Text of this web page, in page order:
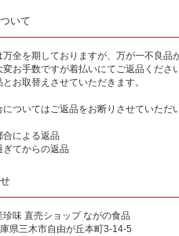
いて
全を期しておりますが、万が一不良品
変お手数ですが着払いにてご返品くださ
お取替えさせていただきます。
ついてはご返品をお断りさせていただ
合による返品
ぎてからの返品
味 直売ショップ ながの食品
県三木市自由が丘本町3-14-5